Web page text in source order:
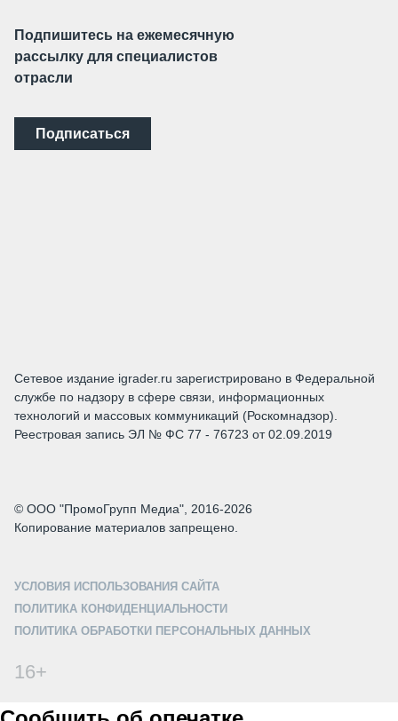
Подпишитесь на ежемесячную
рассылку для специалистов
отрасли
Подписаться
Сетевое издание igrader.ru зарегистрировано в Федеральной
службе по надзору в сфере связи, информационных
технологий и массовых коммуникаций (Роскомнадзор).
Реестровая запись ЭЛ № ФС 77 - 76723 от 02.09.2019
© ООО "ПромоГрупп Медиа", 2016-2026
Копирование материалов запрещено.
УСЛОВИЯ ИСПОЛЬЗОВАНИЯ САЙТА
ПОЛИТИКА КОНФИДЕНЦИАЛЬНОСТИ
ПОЛИТИКА ОБРАБОТКИ ПЕРСОНАЛЬНЫХ ДАННЫХ
16+